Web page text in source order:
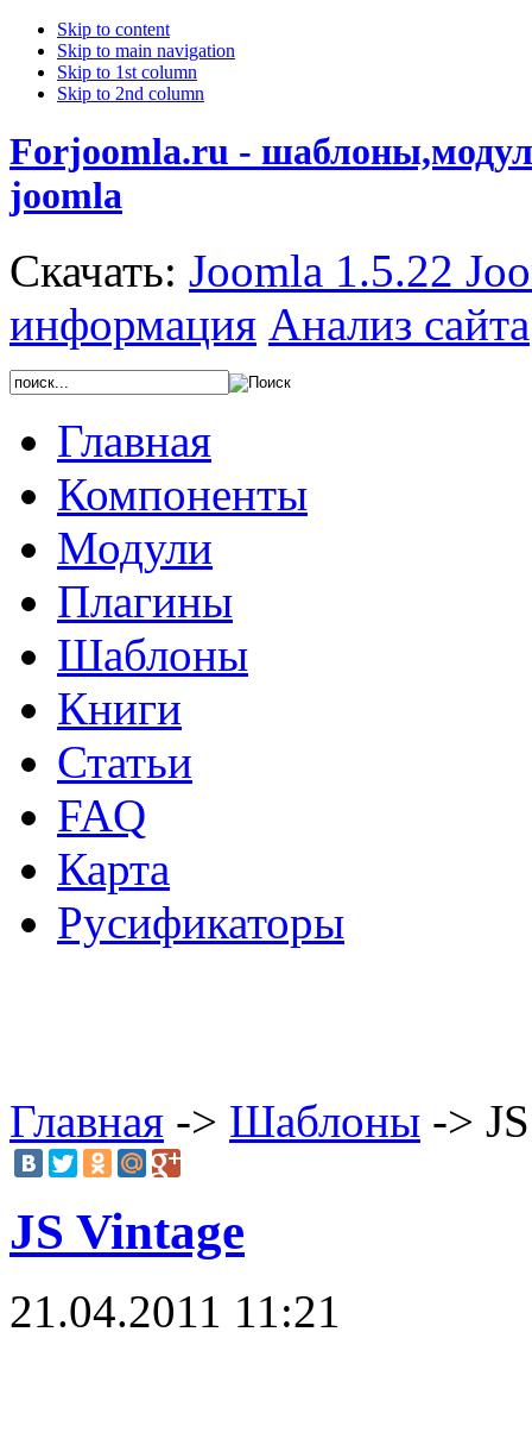
Skip to content
Skip to main navigation
Skip to 1st column
Skip to 2nd column
Forjoomla.ru -
joomla
Скачать: Joomla 1.5.22
информация Анализ сайта
Главная
Компоненты
Модули
Плагины
Шаблоны
Книги
Статьи
FAQ
Карта
Русификаторы
Главная -> Шаблоны ->
JS Vintage
21.04.2011 11:21